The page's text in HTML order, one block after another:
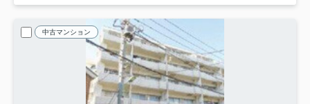
中古マンション